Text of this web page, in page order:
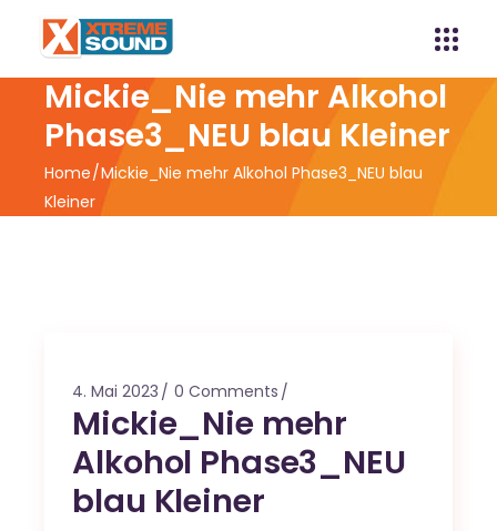
Mickie_Nie mehr Alkohol
Phase3_NEU blau Kleiner
Home Mickie_Nie mehr Alkohol Phase3_NEU blau
Kleiner
4. Mai 2023 0 Comments
Mickie_Nie mehr
Alkohol Phase3_NEU
blau Kleiner